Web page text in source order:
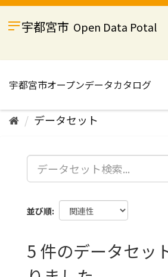
ス
宇都宮市 Open Data Potal
データセット
並び順
5 件のデータセッ